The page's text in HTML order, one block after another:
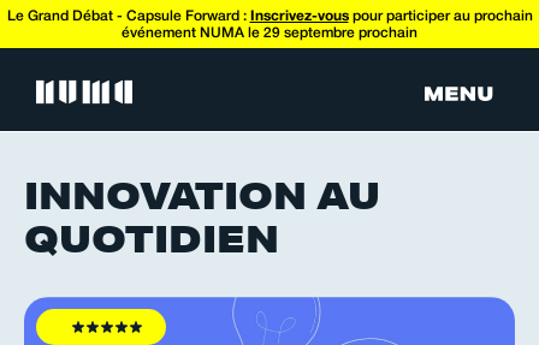
Le Grand Débat - Capsule Forward : Inscrivez-vouspour participer au prochain
événement NUMA le 29 septembre prochain
INNOVATION AU
QUOTIDIEN